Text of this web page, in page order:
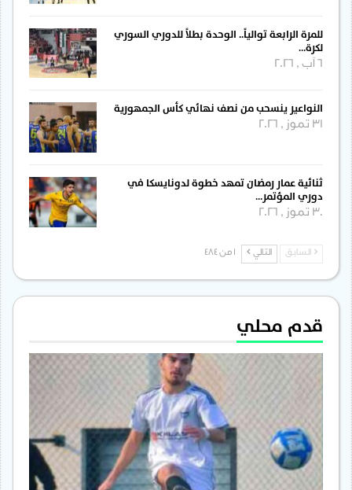
للمرة الرابعة توالياً.. الوحدة بطلاً للدوري السوري
لكرة…
النواعير ينسحب من نصف نهائي كأس الجمهورية
31 تموز , 2026
ثنائية عمار رمضان تمهد خطوة لدونايسكا في
دوري المؤتمر…
30 تموز , 2026
السابق التالي
قدم محلي